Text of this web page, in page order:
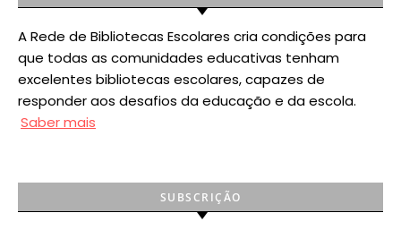
A Rede de Bibliotecas Escolares cria condições para
que todas as comunidades educativas tenham
excelentes bibliotecas escolares, capazes de
responder aos desafios da educação e da escola.
Saber mais
SUBSCRIÇÃO